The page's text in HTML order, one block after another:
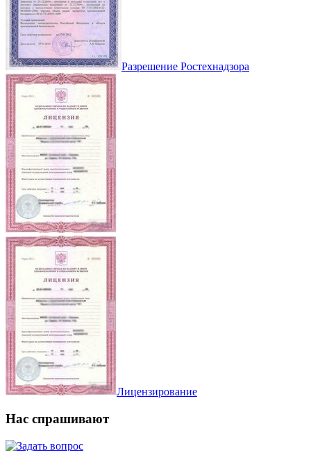
Разрешение Ростехнадзора
Лицензирование
Нас спрашивают